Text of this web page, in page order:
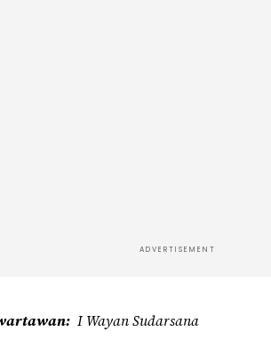
ADVERTISEMENT
I Wayan Sudarsana